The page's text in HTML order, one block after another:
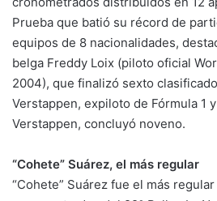
Prueba que batió su récord de
equipos de 8 nacionalidades,
belga Freddy Loix (piloto oficial
2004), que finalizó sexto
Verstappen, expiloto de Fórmula 1
Verstappen, concluyó noveno.
“Cohete” Suárez, el más regular
“Cohete” Suárez fue el más